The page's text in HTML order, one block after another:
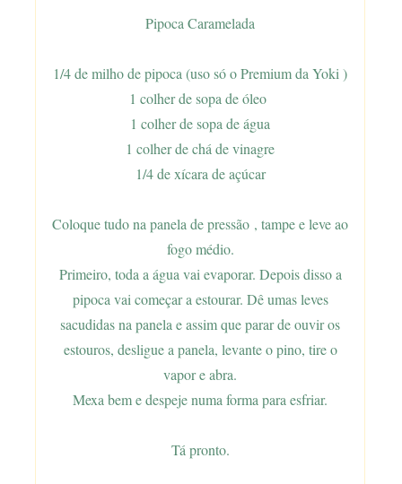
Pipoca Caramelada
1/4 de milho de pipoca (uso só o Premium da Yoki )
1 colher de sopa de óleo
1 colher de sopa de água
1 colher de chá de vinagre
1/4 de xícara de açúcar
Coloque tudo na panela de pressão , tampe e leve ao
fogo médio.
Primeiro, toda a água vai evaporar. Depois disso a
pipoca vai começar a estourar. Dê umas leves
sacudidas na panela e assim que parar de ouvir os
estouros, desligue a panela, levante o pino, tire o
vapor e abra.
Mexa bem e despeje numa forma para esfriar.
Tá pronto.